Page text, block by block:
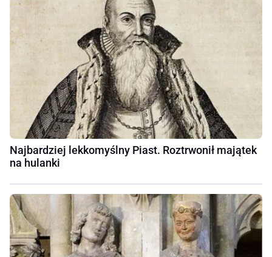
Najbardziej lekkomyślny Piast. Roztrwonił majątek
na hulanki